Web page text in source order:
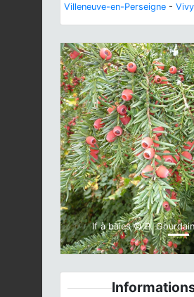
Villeneuve-en-Perseigne - Vivy
If à baies © P.
Previous